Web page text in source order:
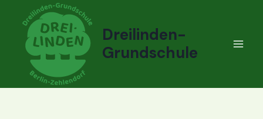
Inhalt
springen
Dreilinden-
Grundschule